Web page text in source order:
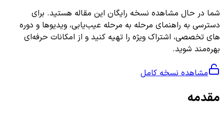
شما در حال مشاهده نسخه رایگان این مقاله هستید. برای
دسترسی به راهنمای مرحله به مرحله عیب‌یابی، ویدیوها و دوره
های تخصصی، اشتراک ویژه را تهیه کنید و از امکانات حرفه‌ای
بهره‌مند شوید.
مشاهده نسخه کامل
مقدمه